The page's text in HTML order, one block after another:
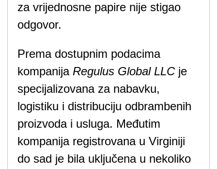
za vrijednosne papire nije stigao
odgovor.
Prema dostupnim podacima
kompanija Regulus Global LLC je
specijalizovana za nabavku,
logistiku i distribuciju odbrambenih
proizvoda i usluga. Međutim
kompanija registrovana u Virginiji
do sad je bila uključena u nekoliko